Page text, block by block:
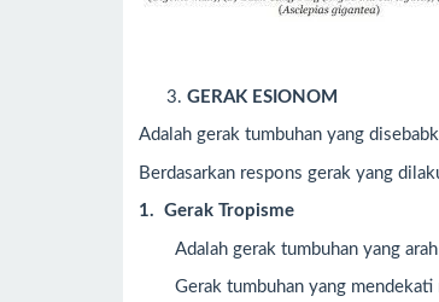
GERAK ESIONOM
Adalah gerak tumbuhan yang
Berdasarkan respons gerak yang
1. Gerak Tropisme
Adalah gerak tumbuhan yang
Gerak tumbuhan yang